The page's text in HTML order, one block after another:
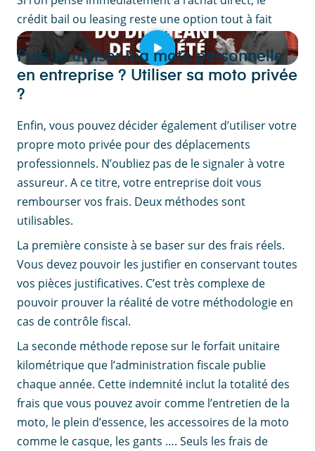
crédit bail ou leasing reste une option tout à fait
possible.
Puis-je utiliser ma moto personnelle
en entreprise ? Utiliser sa moto privée
?
Enfin, vous pouvez décider également d’utiliser votre
propre moto privée pour des déplacements
professionnels. N’oubliez pas de le signaler à votre
assureur. A ce titre, votre entreprise doit vous
rembourser vos frais. Deux méthodes sont
utilisables.
La première consiste à se baser sur des frais réels.
Vous devez pouvoir les justifier en conservant toutes
vos pièces justificatives. C’est très complexe de
pouvoir prouver la réalité de votre méthodologie en
cas de contrôle fiscal.
La seconde méthode repose sur le forfait unitaire
kilométrique que l’administration fiscale publie
chaque année. Cette indemnité inclut la totalité des
frais que vous pouvez avoir comme l’entretien de la
moto, le plein d’essence, les accessoires de la moto
comme le casque, les gants …. Seuls les frais de